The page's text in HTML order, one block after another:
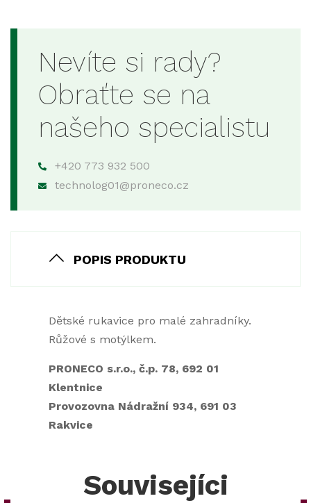
Nevíte si rady?
Obraťte se na
našeho specialistu
+420 773 932 500
technolog01@proneco.cz
POPIS PRODUKTU
Dětské rukavice pro malé zahradníky.
Růžové s motýlkem.
PRONECO s.r.o., č.p. 78, 692 01
Klentnice
Provozovna Nádražní 934, 691 03
Rakvice
Souvisejíci